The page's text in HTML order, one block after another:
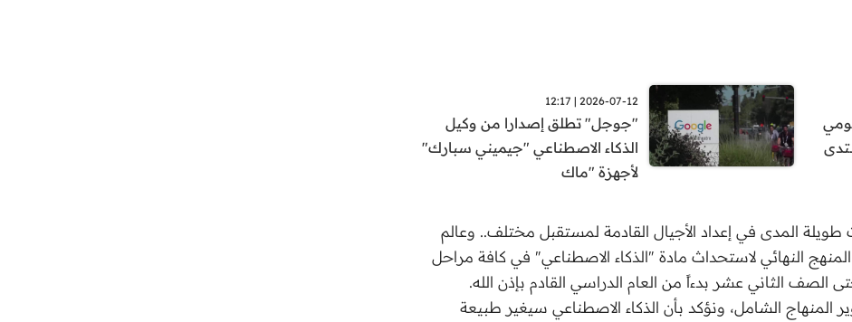
2026-07-12 | 12:17
"جوجل" تطلق إصدارا من وكيل
الذكاء الاصطناعي "جيميني سبارك"
لأجهزة "ماك
المدى في إعداد الأجيال القادمة لمستقبل مختلف.. وعالم
النهائي لاستحداث مادة "الذكاء الاصطناعي" في كافة مراحل
الصف الثاني عشر بدءاً من العام الدراسي القادم بإذن الله.
الشامل، ونؤكد بأن الذكاء الاصطناعي سيغير طبيعة